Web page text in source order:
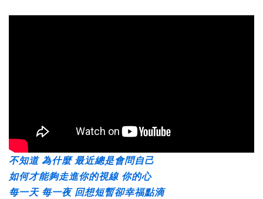
不知道 為什麼 最近總是會問自己
如何才能夠走進你的視線 你的心
每一天 每一夜 回想短暫卻幸福點滴